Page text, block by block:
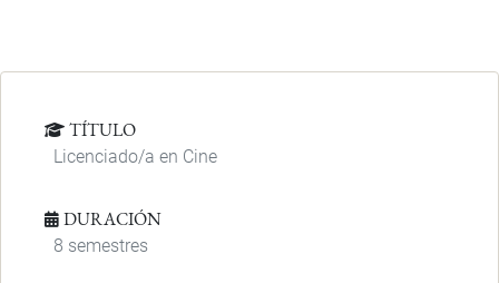
TÍTULO
Licenciado/a en Cine
DURACIÓN
8 semestres